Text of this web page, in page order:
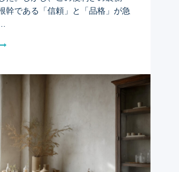
幹である「信頼」と「品格」が急